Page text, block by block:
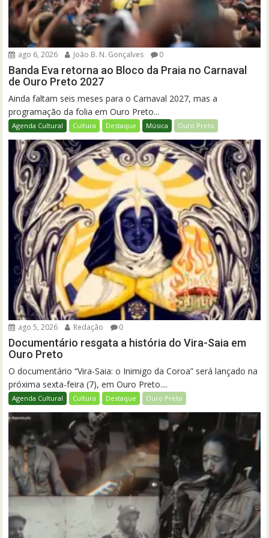
ago 6, 2026 João B. N. Gonçalves 0
Banda Eva retorna ao Bloco da Praia no Carnaval
de Ouro Preto 2027
Ainda faltam seis meses para o Carnaval 2027, mas a
programação da folia em Ouro Preto...
Agenda Cultural Cultura Destaque Música Ouro Preto
ago 5, 2026 Redação 0
Documentário resgata a história do Vira-Saia em
Ouro Preto
O documentário “Vira-Saia: o Inimigo da Coroa” será lançado na
próxima sexta-feira (7), em Ouro Preto....
Agenda Cultural Cultura Destaque Ouro Preto